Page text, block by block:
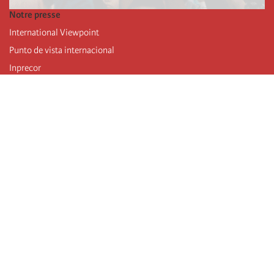
Notre presse
International Viewpoint
Punto de vista internacional
Inprecor